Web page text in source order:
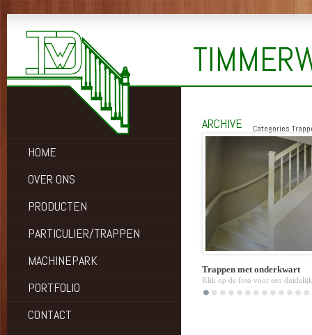
ARCHIVE Categories
Trappen met onderkwart
Klik op de foto voor een
weergave.
HOME
OVER ONS
PRODUCTEN
PARTICULIER/TRAPPEN
MACHINEPARK
PORTFOLIO
CONTACT